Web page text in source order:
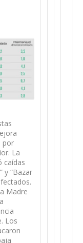
por
La
caídas
y “Bazar
Madre
Los